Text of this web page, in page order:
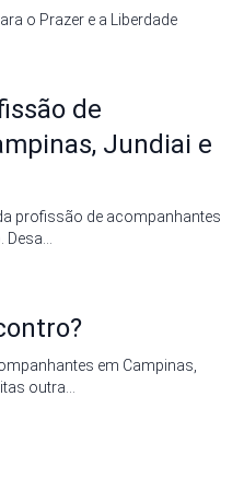
o Prazer e a Liberdade
de
Jundiai e
profissão de acompanhantes
em Campinas,
outra...